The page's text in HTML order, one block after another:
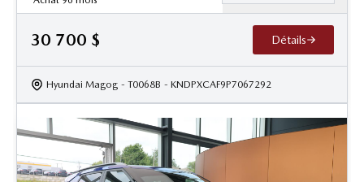
30 700 $ Détails
Hyundai Magog - T0068B - KNDPXCAF9P7067292